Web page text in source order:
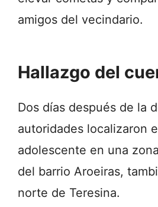
amigos del vecindario.
Hallazgo del
Dos días después de la
autoridades localizaron
adolescente en una
del barrio Aroeiras,
norte de Teresina.